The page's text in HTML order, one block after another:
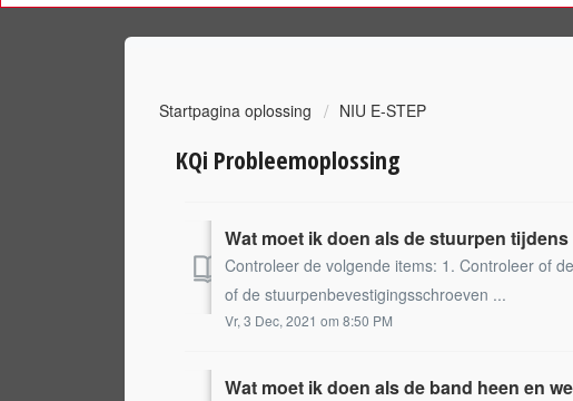
Startpagina oplossing NIU E-STEP
KQi Probleemoplossing
Wat moet ik doen als de stuurpen
Controleer de volgende items: 1. Controleer of
of de stuurpenbevestigingsschroeven ...
Vr, 3 Dec, 2021 om 8:50 PM
Wat moet ik doen als de band heen en